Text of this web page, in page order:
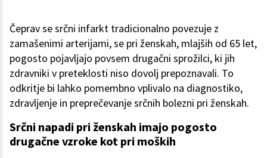
Čeprav se srčni infarkt tradicionalno povezuje z
zamašenimi arterijami, se pri ženskah, mlajših od 65 let,
pogosto pojavljajo povsem drugačni sprožilci, ki jih
zdravniki v preteklosti niso dovolj prepoznavali. To
odkritje bi lahko pomembno vplivalo na diagnostiko,
zdravljenje in preprečevanje srčnih bolezni pri ženskah.
Srčni napadi pri ženskah imajo pogosto
drugačne vzroke kot pri moških